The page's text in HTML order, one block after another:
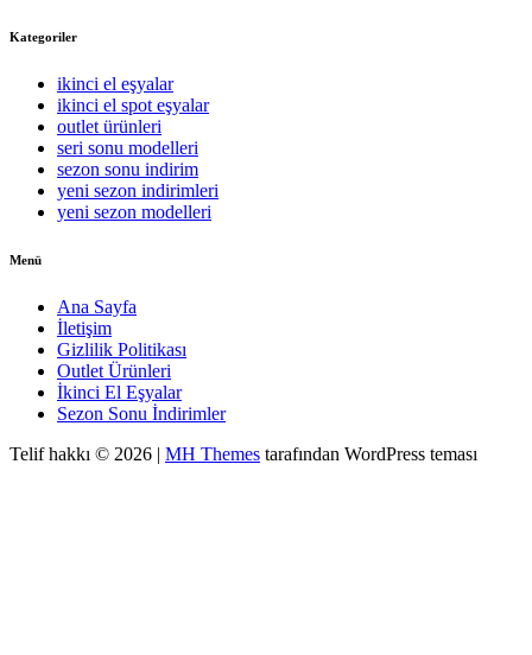
Kategoriler
ikinci el eşyalar
ikinci el spot eşyalar
outlet ürünleri
seri sonu modelleri
sezon sonu indirim
yeni sezon indirimleri
yeni sezon modelleri
Menü
Ana Sayfa
İletişim
Gizlilik Politikası
Outlet Ürünleri
İkinci El Eşyalar
Sezon Sonu İndirimler
Telif hakkı © 2026 | MH Themes tarafından WordPress teması